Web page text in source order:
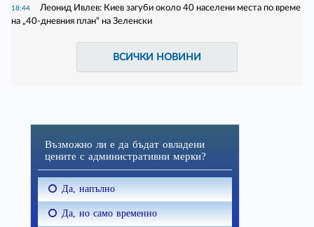
18:44
Леонид Ивлев: Киев загуби около 40 населени места по време
на „40-дневния план“ на Зеленски
ВСИЧКИ НОВИНИ